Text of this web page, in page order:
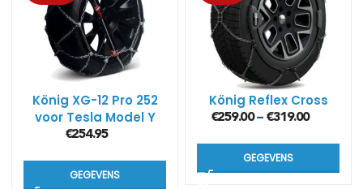
König XG-12 Pro 252
voor Tesla Model Y
€254.95
GEGEVENS
König Reflex Cross
€259.00– €319.00
GEGEVENS